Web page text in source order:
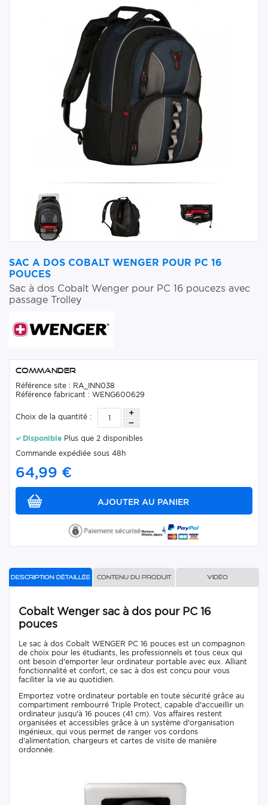
SAC A DOS COBALT WENGER POUR PC 16
POUCES
Sac à dos Cobalt Wenger pour PC 16 poucezs avec
passage Trolley
Commander
Référence site : RA_INN038
Référence fabricant : WENG600629
Choix de la quantité :
Disponible Plus que 2 disponibles
Commande expédiée sous 48h
64,99 €
Description détaillée Contenu du produit Vidéo
Cobalt Wenger sac à dos pour PC 16
pouces
Le sac à dos Cobalt WENGER PC 16 pouces est un compagnon
de choix pour les étudiants, les professionnels et tous ceux qui
ont besoin d'emporter leur ordinateur portable avec eux. Alliant
fonctionnalité et confort, ce sac à dos est conçu pour vous
faciliter la vie au quotidien.
Emportez votre ordinateur portable en toute sécurité grâce au
compartiment rembourré Triple Protect, capable d'accueillir un
ordinateur jusqu'à 16 pouces (41 cm). Vos affaires restent
organisées et accessibles grâce à un système d'organisation
ingénieux, qui vous permet de ranger vos cordons
d'alimentation, chargeurs et cartes de visite de manière
ordonnée.